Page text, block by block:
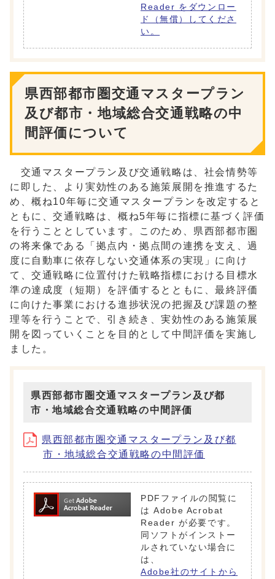
Reader をダウンロー
ド（無償）してくださ
い。
県西部都市圏交通マスタープラン
及び都市・地域総合交通戦略の中
間評価について
交通マスタープラン及び交通戦略は、社会情勢等
に即した、より実効性のある施策展開を推進するた
め、概ね10年毎に交通マスタープランを改定すると
ともに、交通戦略は、概ね5年毎に指標に基づく評価
を行うこととしています。このため、県西部都市圏
の将来像である「拠点内・拠点間の連携を支え、過
度に自動車に依存しない交通体系の実現」に向け
て、交通戦略に位置付けた戦略指標における目標水
準の達成度（短期）を評価するとともに、最終評価
に向けた事業における進捗状況の把握及び課題の整
理等を行うことで、引き続き、実効性のある施策展
開を図っていくことを目的として中間評価を実施し
ました。
県西部都市圏交通マスタープラン及び都
市・地域総合交通戦略の中間評価
県西部都市圏交通マスタープラン及び都
市・地域総合交通戦略の中間評価
PDFファイルの閲覧に
は Adobe Acrobat
Reader が必要です。
同ソフトがインストー
ルされていない場合に
は、
Adobe社のサイトから